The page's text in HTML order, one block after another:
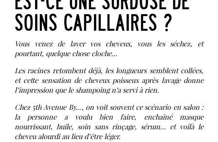
SOINS CAPILLAIRES ?
Vous venez de laver vos cheveux, vous les séchez, et
pourtant, quelque chose cloche…
Les racines retombent déjà, les longueurs semblent collées,
et cette sensation de cheveux poisseux après lavage donne
l’impression que le shampoing n’a servi à rien.
Chez 5th Avenue By…, on voit souvent ce scénario en salon :
la personne a voulu bien faire, enchaîné masque
nourrissant, huile, soin sans rinçage, sérum… et voilà le
cheveu alourdi au lieu d’être léger.